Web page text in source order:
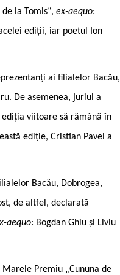
la Tomis“, ex-aequo:
ediții, iar poetul Ion
ai filialelor Bacău,
De asemenea, juriul a
viitoare să rămână în
ediție, Cristian Pavel a
Bacău, Dobrogea,
de altfel, declarată
aequo: Bogdan Ghiu și Liviu
Premiu „Cununa de